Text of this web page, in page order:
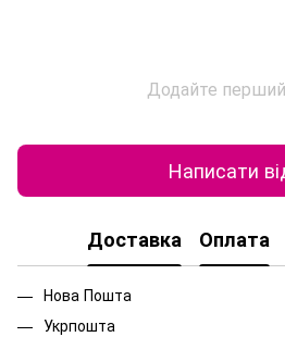
Додайте перший
Написати
Доставка Оплата
Нова Пошта
Укрпошта